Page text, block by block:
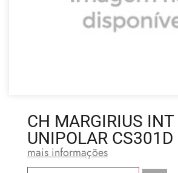
CH MARGIRIUS
UNIPOLAR
mais informações